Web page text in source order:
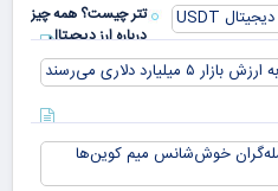
تتر چیست؟ همه چیز
درباره ارز دیجیتال
USDT